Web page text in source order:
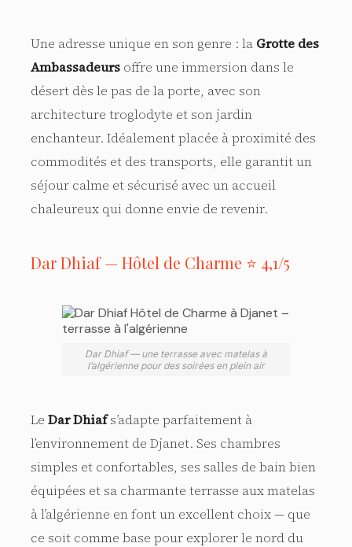
Une adresse unique en son genre : la Grotte des
Ambassadeurs offre une immersion dans le
désert dès le pas de la porte, avec son
architecture troglodyte et son jardin
enchanteur. Idéalement placée à proximité des
commodités et des transports, elle garantit un
séjour calme et sécurisé avec un accueil
chaleureux qui donne envie de revenir.
Dar Dhiaf — Hôtel de Charme ⭐ 4,1/5
Dar Dhiaf — une terrasse avec matelas à
l’algérienne pour des soirées en plein air
Le Dar Dhiafs’adapte parfaitement à
l’environnement de Djanet. Ses chambres
simples et confortables, ses salles de bain bien
équipées et sa charmante terrasse aux matelas
à l’algérienne en font un excellent choix — que
ce soit comme base pour explorer le nord du